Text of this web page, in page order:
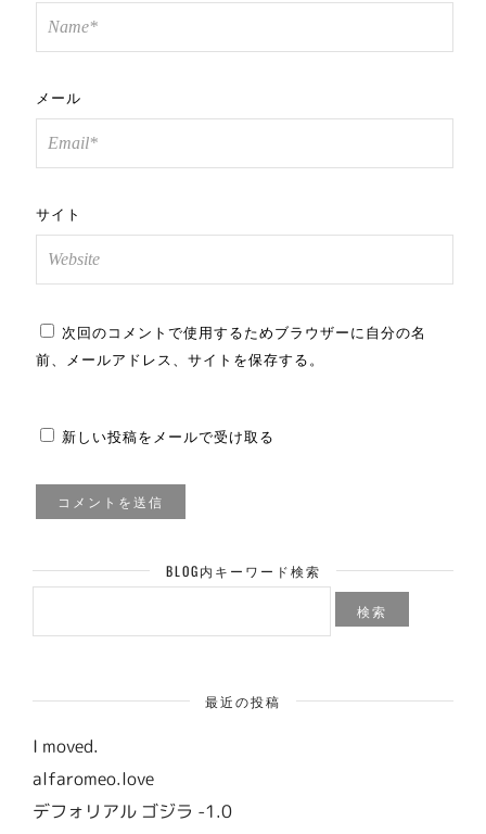
メール
サイト
次回のコメントで使用するためブラウザーに自分の名
前、メールアドレス、サイトを保存する。
新しい投稿をメールで受け取る
BLOG内キーワード検索
検
最近の投稿
I moved.
alfaromeo.love
デフォリアル ゴジラ -1.0